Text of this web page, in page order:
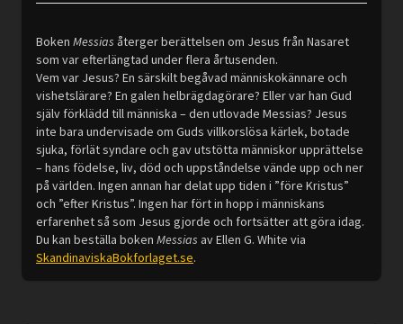
Boken Messias återger berättelsen om Jesus från Nasaret
som var efterlängtad under flera årtusenden.
Vem var Jesus? En särskilt begåvad människokännare och
vishetslärare? En galen helbrägdagörare? Eller var han Gud
själv förklädd till människa – den utlovade Messias? Jesus
inte bara undervisade om Guds villkorslösa kärlek, botade
sjuka, förlät syndare och gav utstötta människor upprättelse
– hans födelse, liv, död och uppståndelse vände upp och ner
på världen. Ingen annan har delat upp tiden i ”före Kristus”
och ”efter Kristus”. Ingen har fört in hopp i människans
erfarenhet så som Jesus gjorde och fortsätter att göra idag.
Du kan beställa boken Messias av Ellen G. White via
SkandinaviskaBokforlaget.se.